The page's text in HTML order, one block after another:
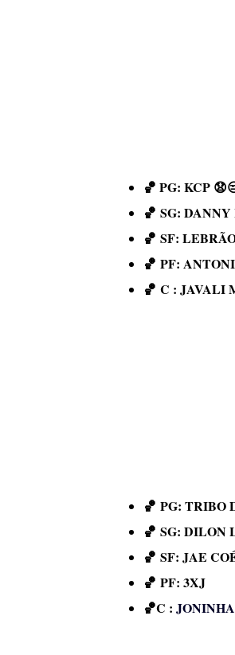
🏀 PG: KCP
🏀 SG: DANNY
🏀 SF:
🏀 PF:
🏀 C : JAVALI
PG: TRIBO
🏀 SG: DILON
🏀 SF: JAE
🏀 PF: 3XJ
🏀C :